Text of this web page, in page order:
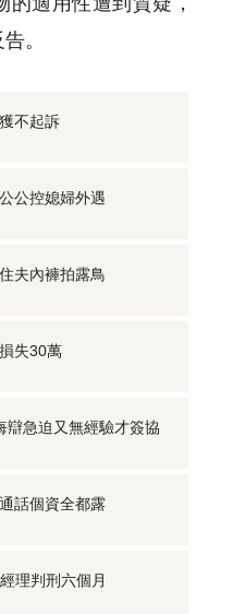
。
不起訴
公控媳婦外遇
夫內褲拍露鳥
失30萬
辯急迫又無經驗才簽協
話個資全都露
理判刑六個月